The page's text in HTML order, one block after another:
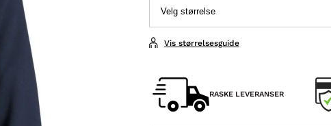
Vis størrelsesguide
RASKE LEVERANSER